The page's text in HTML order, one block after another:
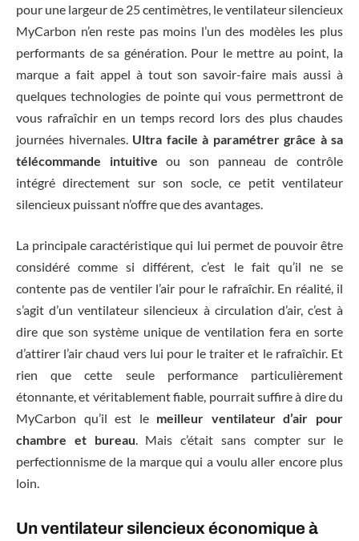
pour une largeur de 25 centimètres, le ventilateur silencieux
MyCarbon n’en reste pas moins l’un des modèles les plus
performants de sa génération. Pour le mettre au point, la
marque a fait appel à tout son savoir-faire mais aussi à
quelques technologies de pointe qui vous permettront de
vous rafraîchir en un temps record lors des plus chaudes
journées hivernales. Ultra facile à paramétrer grâce à sa
télécommande intuitive ou son panneau de contrôle
intégré directement sur son socle, ce petit ventilateur
silencieux puissant n’offre que des avantages.
La principale caractéristique qui lui permet de pouvoir être
considéré comme si différent, c’est le fait qu’il ne se
contente pas de ventiler l’air pour le rafraîchir. En réalité, il
s’agit d’un ventilateur silencieux à circulation d’air, c’est à
dire que son système unique de ventilation fera en sorte
d’attirer l’air chaud vers lui pour le traiter et le rafraîchir. Et
rien que cette seule performance particulièrement
étonnante, et véritablement fiable, pourrait suffire à dire du
MyCarbon qu’il est le meilleur ventilateur d’air pour
chambre et bureau. Mais c’était sans compter sur le
perfectionnisme de la marque qui a voulu aller encore plus
loin.
Un ventilateur silencieux économique à